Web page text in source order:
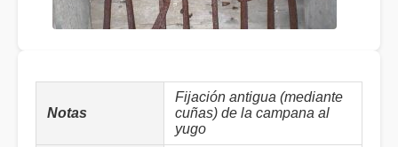
Notas
Fijación antigua (mediante
cuñas) de la campana al
yugo